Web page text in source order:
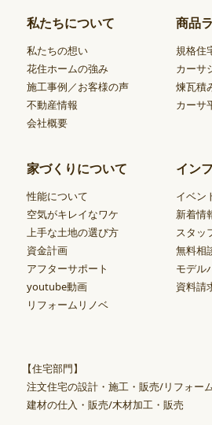
私たちについて
私たちの想い
花住ホームの強み
施工事例／お客様の声
不動産情報
会社概要
商品
規格住
カーサ
煉瓦積
カーサ
家づくりについて
性能について
空気がキレイなワケ
上手な土地の選び方
資金計画
アフターサポート
youtube動画
リフォームリノベ
イン
イベン
新着情
スタッ
無料相
モデル
資料請
【住宅部門】
注文住宅の設計・施工・販売/リフォー
建材の仕入・販売/木材加工・販売